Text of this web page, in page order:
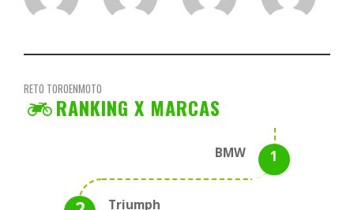
RETO TOROENMOTO
RANKING X MARCAS
BMW
Triumph